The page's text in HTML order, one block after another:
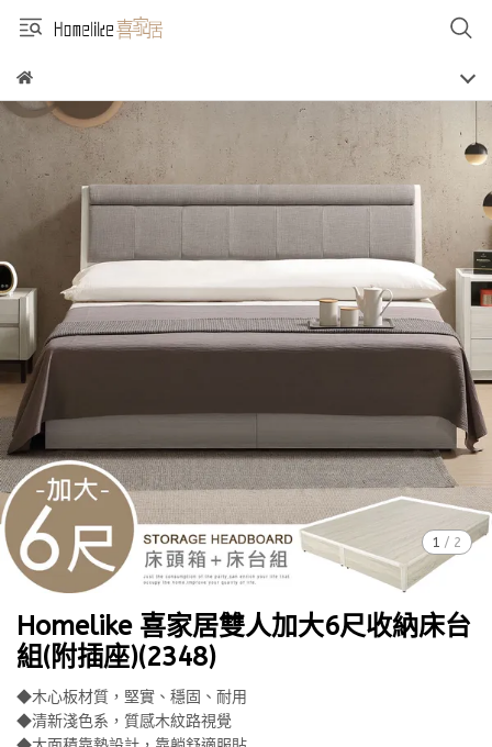
1 / 2
Homelike 喜家居雙人加大6尺收納床台
組(附插座)(2348)
◆木心板材質，堅實、穩固、耐用
◆清新淺色系，質感木紋路視覺